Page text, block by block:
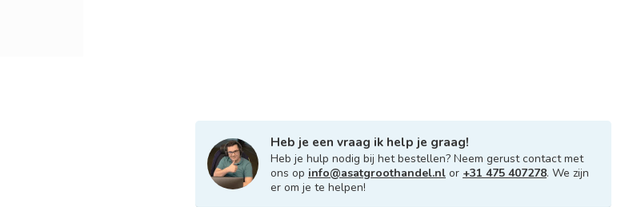
Heb je een vraag ik help je graag!
Heb je hulp nodig bij het bestellen? Neem gerust contact met
ons op info@asatgroothandel.nl or +31 475 407278. We zijn
er om je te helpen!